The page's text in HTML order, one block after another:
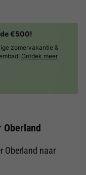
€500!
zomervakantie &
Ontdek meer
Oberland naar